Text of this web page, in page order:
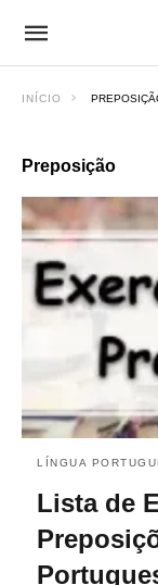
INÍCIO
Preposição
LÍNGUA
Lista de